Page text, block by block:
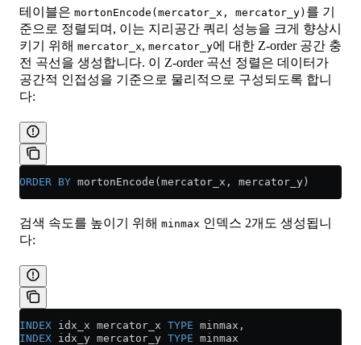
테이블은 mortonEncode(mercator_x, mercator_y) 를 기
준으로 정렬되며, 이는 지리공간 쿼리 성능을 크게 향상시
키기 위해 mercator_x, mercator_y에 대한 Z-order 공간 충
전 곡선을 생성합니다. 이 Z-order 곡선 정렬은 데이터가
공간적 인접성을 기준으로 물리적으로 구성되도록 합니
다:
ORDER BY mortonEncode(mercator_x, mercator_y)
검색 속도를 높이기 위해 minmax 인덱스 2개도 생성됩니
다:
INDEX idx_x mercator_x TYPE minmax,
INDEX idx_y mercator_y TYPE minmax